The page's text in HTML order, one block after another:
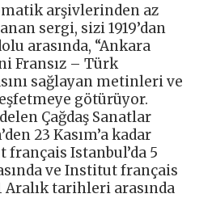
arşivlerinden az
sergi, sizi 1919’dan
arasında, “Ankara
Fransız – Türk
sağlayan metinleri ve
götürüyor.
Çağdaş Sanatlar
23 Kasım’a kadar
Istanbul’da 5
ve Institut français
Aralık tarihleri arasında